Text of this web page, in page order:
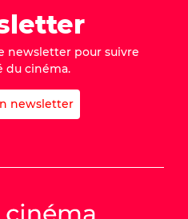
newsletter pour suivre
du cinéma.
newsletter